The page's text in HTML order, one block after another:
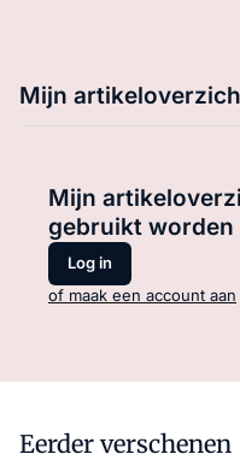
Mijn
Mijn
gebruikt worden
Log in
of maak een account aan
Eerder verschenen